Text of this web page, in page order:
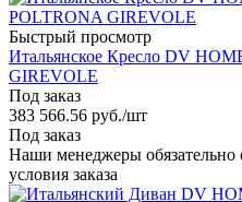
Быстрый просмотр
Итальянское Кресло DV
GIREVOLE
Под заказ
383 566.56 руб./шт
Под заказ
Наши менеджеры обязательно
условия заказа